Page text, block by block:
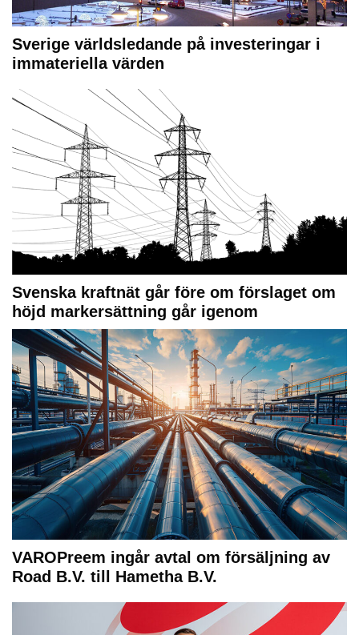
Sverige världsledande på investeringar i
immateriella värden
Svenska kraftnät går före om förslaget om
höjd markersättning går igenom
VAROPreem ingår avtal om försäljning av
Road B.V. till Hametha B.V.